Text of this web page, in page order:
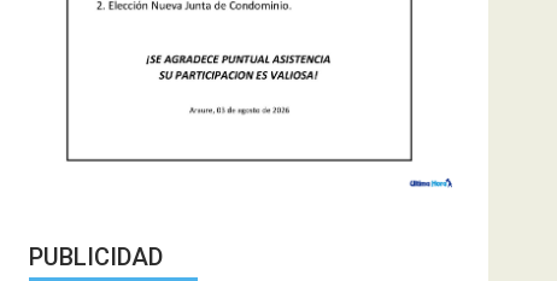
PUBLICIDAD